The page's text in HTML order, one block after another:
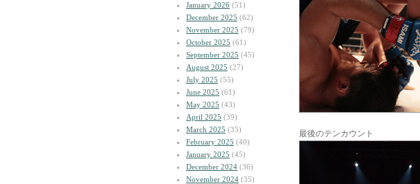
January 2026 (51)
December 2025 (62)
November 2025 (79)
October 2025 (61)
September 2025 (45)
August 2025 (27)
July 2025 (55)
June 2025 (61)
May 2025 (43)
April 2025 (39)
March 2025 (35)
February 2025 (40)
January 2025 (45)
December 2024 (36)
November 2024 (35)
最後のテンカウント